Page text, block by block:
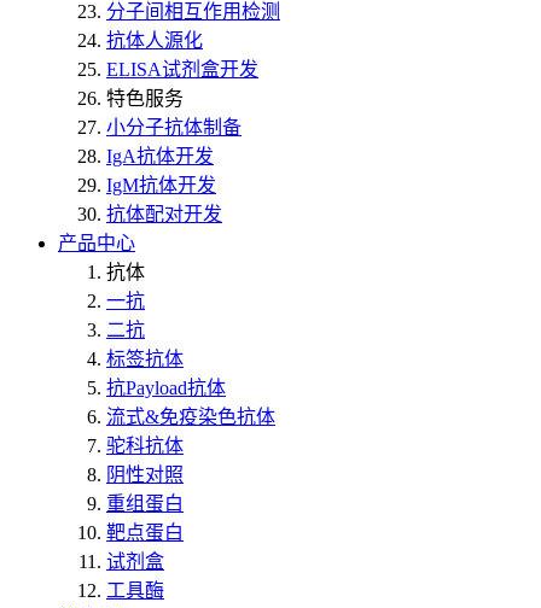
分子间相互作用检测
抗体人源化
ELISA试剂盒开发
特色服务
小分子抗体制备
IgA抗体开发
IgM抗体开发
抗体配对开发
产品中心
抗体
一抗
二抗
标签抗体
抗Payload抗体
流式&免疫染色抗体
驼科抗体
阴性对照
重组蛋白
靶点蛋白
试剂盒
工具酶